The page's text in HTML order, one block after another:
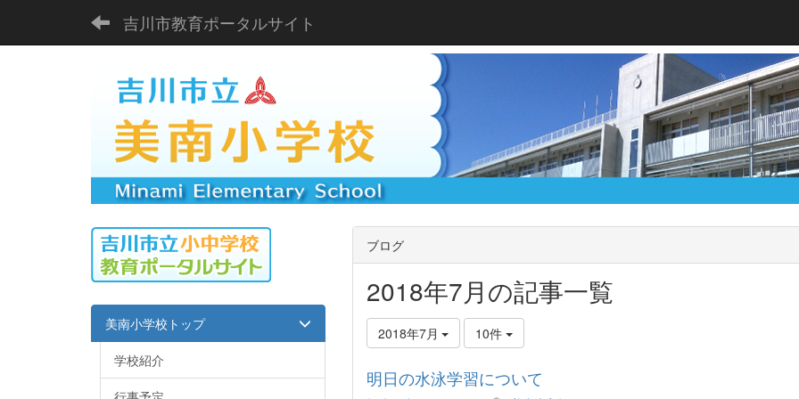
吉川市教育ポータルサイト
ブログ
2018年7月の記事一覧
2018年7月 10件
明日の水泳学習について
美南小学校トップ
学校紹介